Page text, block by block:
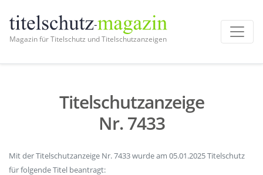
Magazin für Titelschutz und Titelschutzanzeigen
Titelschutzanzeige
Nr. 7433
Mit der Titelschutzanzeige Nr. 7433 wurde am 05.01.2025 Titelschutz
für folgende Titel beantragt: